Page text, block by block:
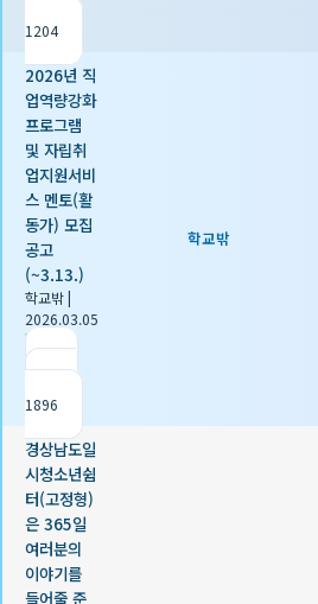
1204
2026년 직
업역량강화
프로그램
및 자립취
업지원서비
스 멘토(활
동가) 모집
공고
(~3.13.)
학교밖|
2026.03.05
|
1896
학교밖
경상남도일
시청소년쉼
터(고정형)
은 365일
여러분의
이야기를
들어줄 준